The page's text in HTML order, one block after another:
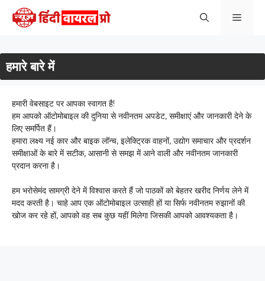
Skip
हमारे बारे में
हमारी वेबसाइट पर आपका स्वागत है!
हम आपको ऑटोमोबाइल की दुनिया से नवीनतम अपडेट, समीक्षाएं और जानकारी देने के
लिए समर्पित हैं।
हमारा लक्ष्य नई कार और बाइक लॉन्च, इलेक्ट्रिक वाहनों, उद्योग समाचार और प्रदर्शन
समीक्षाओं के बारे में सटीक, आसानी से समझ में आने वाली और नवीनतम जानकारी
प्रदान करना है।
हम भरोसेमंद सामग्री देने में विश्वास करते हैं जो पाठकों को बेहतर खरीद निर्णय लेने में
मदद करती है। चाहे आप एक ऑटोमोबाइल उत्साही हों या सिर्फ नवीनतम रुझानों की
खोज कर रहे हों, आपको वह सब कुछ यहीं मिलेगा जिसकी आपको आवश्यकता है।